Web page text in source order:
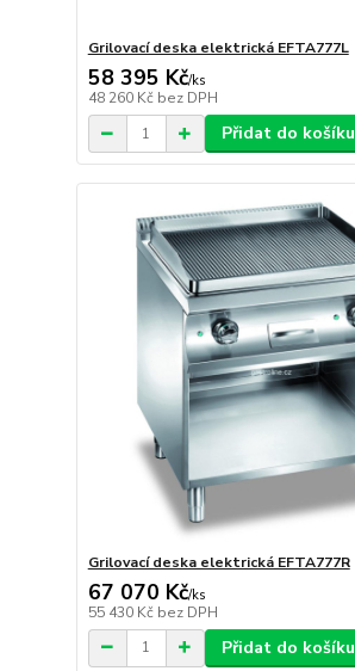
Grilovací deska elektrická EFTA777L
58 395 Kč/ks
48 260 Kč bez DPH
Přidat do košíku
Grilovací deska elektrická EFTA777R
67 070 Kč/ks
55 430 Kč bez DPH
Přidat do košíku